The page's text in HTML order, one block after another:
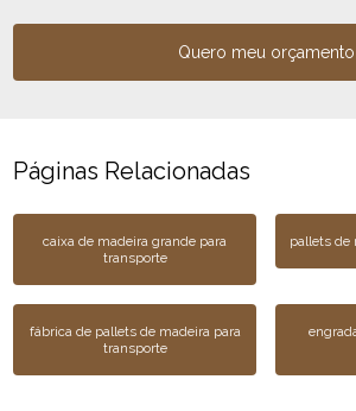
Quero meu orçamento
Páginas Relacionadas
caixa de madeira grande para
transporte
pallets de
fábrica de pallets de madeira para
transporte